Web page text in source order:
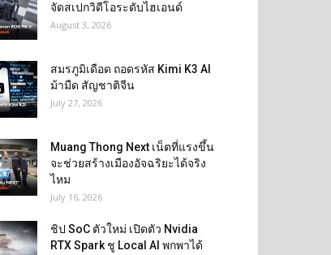
จัดสเปกวิดีโอระดับไฮเอนด์
August 3, 2026
สมรภูมิเดือด ถอดรหัส Kimi K3 AI
ม้ามืด สัญชาติจีน
July 27, 2026
Muang Thong Next เน็ตที่แรงขึ้น
จะช่วยสร้างเมืองอัจฉริยะได้จริง
ไหม
July 16, 2026
ชิป SoC ตัวใหม่ เปิดตัว Nvidia
RTX Spark ชู Local AI พกพาได้